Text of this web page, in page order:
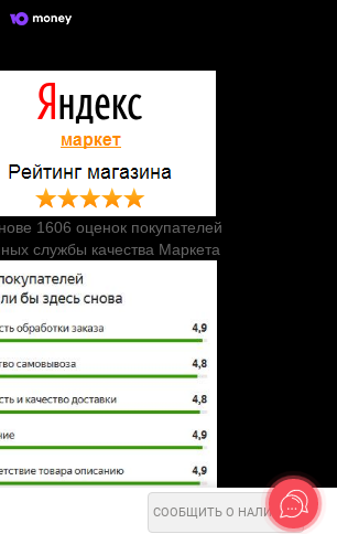
СООБЩИТЬ О НАЛИЧИИ
1606 оценок покупателей
службы качества Маркета